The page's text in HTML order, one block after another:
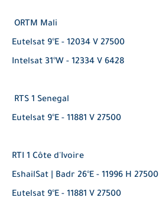
ORTM Mali
Eutelsat 9°E - 12034 V 27500
Intelsat 31°W - 12334 V 6428
RTS 1 Senegal
Eutelsat 9°E - 11881 V 27500
RTI 1 Côte d'Ivoire
EshailSat | Badr 26°E - 11996 H 27500
Eutelsat 9°E - 11881 V 27500